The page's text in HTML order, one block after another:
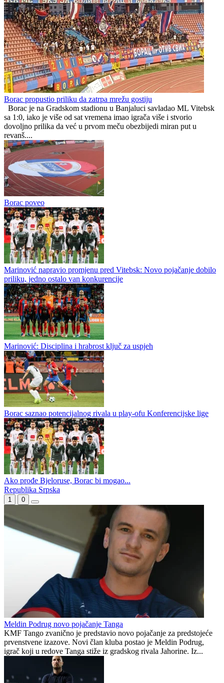
(VIDEO) Marinović: Radimo na tome da ekipu vratimo u formu
koju smo imali u toku sezone
Poznate sudije za dvomeč Sarajeva i Inter Turkuu: Grci na Koševu,
Česi u revanšu
Borac
0 0
Borac propustio priliku da zatrpa mrežu gostiju
Borac je na Gradskom stadionu u Banjaluci savladao ML Vitebsk
sa 1:0, iako je više od sat vremena imao igrača više i stvorio
dovoljno prilika da već u prvom meču obezbijedi miran put u
revanš....
Borac poveo
Marinović napravio promjenu pred Vitebsk: Novo pojačanje dobilo
priliku, jedno ostalo van konkurencije
Marinović: Disciplina i hrabrost ključ za uspjeh
Borac saznao potencijalnog rivala u play-ofu Konferencijske lige
Ako prođe Bjeloruse, Borac bi mogao...
Republika Srpska
1 0